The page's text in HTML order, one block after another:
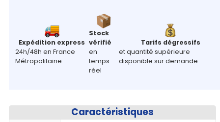
Expédition express
24h/48h en France
Métropolitaine
Stock
vérifié
en
temps
réel
Tarifs dégressifs
et quantité supérieure
disponible sur demande
Caractéristiques